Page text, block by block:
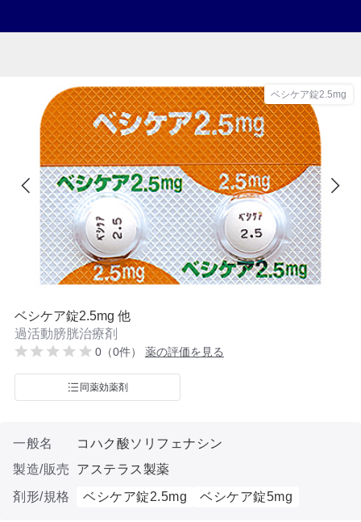
ベシケア錠2.5mg
ベシケア錠2.5mg 他
過活動膀胱治療剤
0（0件） 薬の評価を見る
同薬効薬剤
一般名
コハク酸ソリフェナシン
製造/販売
アステラス製薬
剤形/規格
ベシケア錠2.5mg ベシケア錠5mg